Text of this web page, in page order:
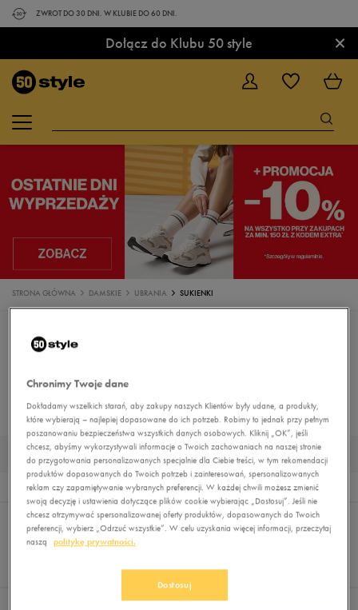
ZWROT DO 30 DNI. W KLUBIE DO 60 DNI.
Dołącz do Klubu 50 style ×
STRONA GŁÓWNA DAMSKIE UBRANIA SUKIENKI
KOSZULKI
STROJE KĄPIELOWE BLUZY
BEZRĘKAWNIKI KURTKI PRZEJŚCIOWE KURTKI ZIMOWE MUST HAVE
SUKIENKI SPORTOWE
0
Wyników
Sortuj:
REKOMENDOWANE
FILTRUJ
Pokaż
z 0
Chronimy Twoje dane
Dokładamy wszelkich starań, aby zakupy naszych Klientów były udane, a produkty,
które wybierają – najlepiej dopasowane do ich potrzeb. Robimy to jednak przy pełnym
poszanowaniu bezpieczeństwa wszystkich danych osobowych. Kliknij „OK”, jeśli
chcesz, abyśmy wykorzystywali informacje o Twoich zachowaniach na naszej stronie
do przygotowania personalizowanych specjalnie dla Ciebie treści, w tym rekomendacji
produktów dopasowanych do Twoich potrzeb i zainteresowań, spersonalizowanych
reklam czy zapamiętywanie wybranych preferencji. W każdej chwili możesz zmienić
swoją decyzję i ustawienia dotyczące plików cookie wybierając „Dostosuj”. Jeśli nie
chcesz otrzymywać spersonalizowanej oferty produktów, dopasowanych do Twoich
preferencji, wybierz „Odrzuć wszystkie”. W celu uzyskania więcej informacji, przeczytaj
naszą
politykę prywatności.
Dostosuj